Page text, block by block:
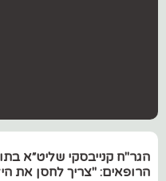
הגר"ח קנייבסקי שליט״א
הרופאים: "צריך לחסן את